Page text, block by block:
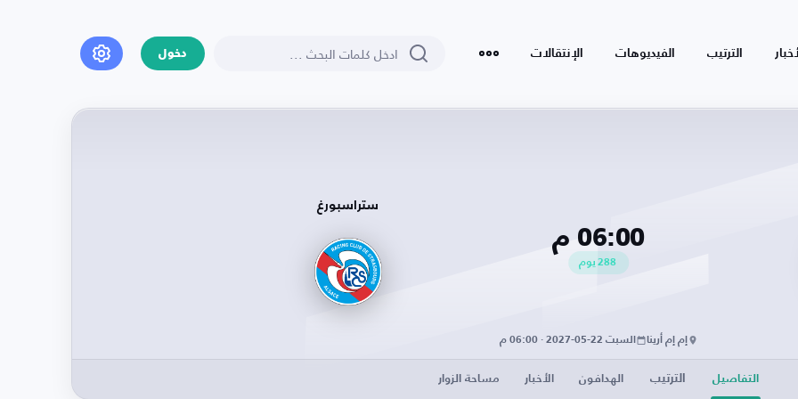
الترتيب الفيديوهات الإنتقالات دخول
06:00 م
288 يوم
ستراسبورغ
إم إم أرينا السبت 22-05-2027 · 06:00 م
التفاصيل الترتيب الهدافون الأخبار مساحة الزوار